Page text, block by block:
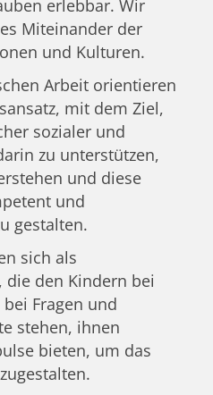
erlebbar. Wir
Miteinander der
und Kulturen.
Arbeit orientieren
mit dem Ziel,
sozialer und
zu unterstützen,
und diese
und
gestalten.
sich als
den Kindern bei
Fragen und
stehen, ihnen
bieten, um das